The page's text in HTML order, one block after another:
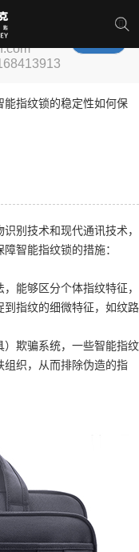
服务热
能指纹锁的稳定性如何保
别技术和现代通讯技术，
智能指纹锁的措施：
能够区分个体指纹特征，
指纹的细微特征，如纹路
欺骗系统，一些智能指纹
织，从而排除伪造的指